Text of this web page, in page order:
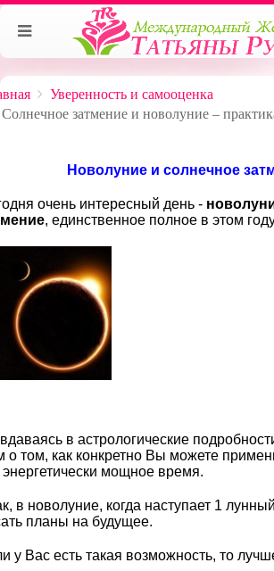
Уверенность и самооценка
Солнечное затмение и новолуние –
Новолуние и солнечное
очень интересный день -
, единственное полное в этом
в астрологические
о том, как конкретно Вы можете
энергетически мощное время.
в новолуние, когда наступает 1
планы на будущее.
у Вас есть такая возможность, то